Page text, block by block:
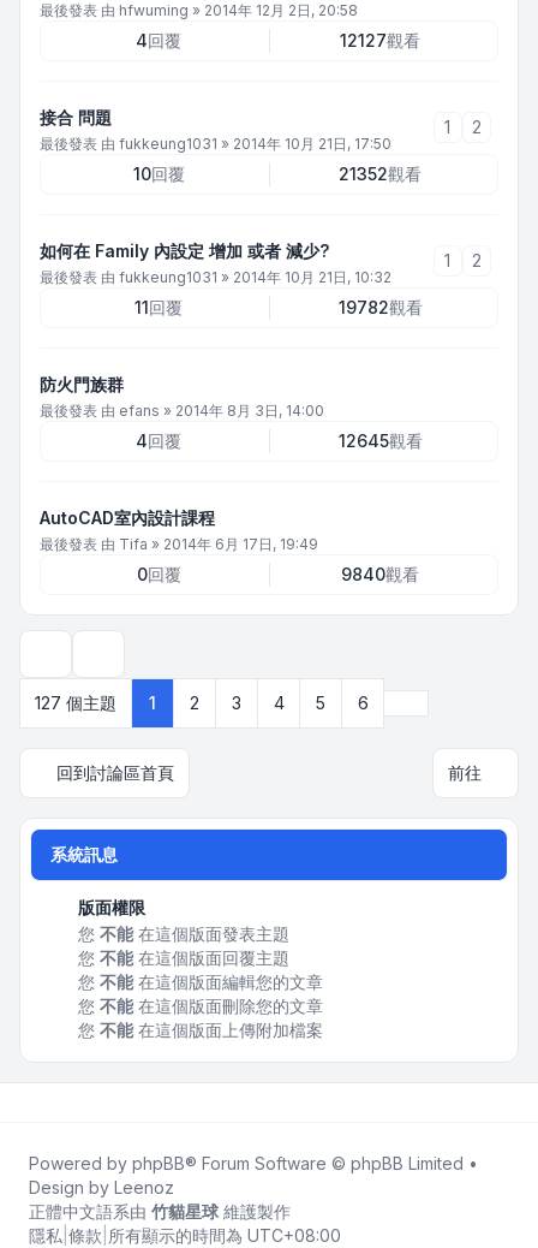
最後發表 由 hfwuming » 2014年 12月 2日, 20:58
4回覆 12127觀看
接合 問題
最後發表 由 fukkeung1031 » 2014年 10月 21日, 17:50
1 2
10回覆 21352觀看
如何在 Family 內設定 增加 或者 減少?
最後發表 由 fukkeung1031 » 2014年 10月 21日, 10:32
1 2
11回覆 19782觀看
防火門族群
最後發表 由 efans » 2014年 8月 3日, 14:00
4回覆 12645觀看
AutoCAD室內設計課程
最後發表 由 Tifa » 2014年 6月 17日, 19:49
0回覆 9840觀看
127 個主題
1 2 3 4 5 6
回到討論區首頁 前往
系統訊息
版面權限
您 不能在這個版面發表主題
您 不能在這個版面回覆主題
您 不能在這個版面編輯您的文章
您 不能在這個版面刪除您的文章
您 不能在這個版面上傳附加檔案
Powered by phpBB® Forum Software © phpBB Limited •
Design by Leenoz
正體中文語系由 竹貓星球 維護製作
隱私 條款 所有顯示的時間為 UTC+08:00